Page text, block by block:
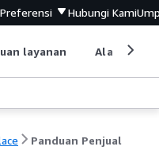
Preferensi Hubungi Kami
layanan Alat
Panduan Penjual